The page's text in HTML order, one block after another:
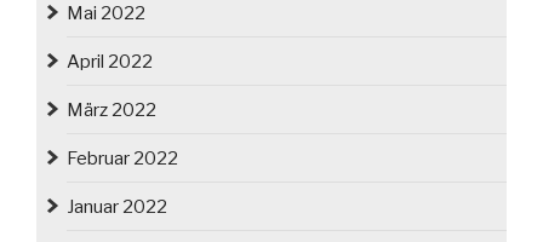
Mai 2022
April 2022
März 2022
Februar 2022
Januar 2022